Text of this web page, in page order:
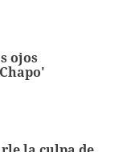
ojos